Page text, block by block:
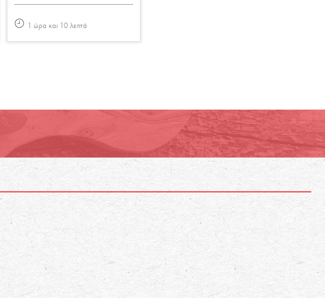
1 ώρα και 10 λεπτά